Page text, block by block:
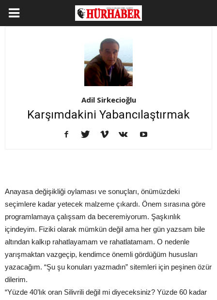
Adil Sirkecioğlu
Karşımdakini Yabancılaştırmak
Anayasa değişikliği oylaması ve sonuçları, önümüzdeki
seçimlere kadar yetecek malzeme çıkardı. Önem sırasına göre
programlamaya çalışsam da beceremiyorum. Şaşkınlık
içindeyim. Fiziki olarak mümkün değil ama her gün yazsam bile
altından kalkıp rahatlayamam ve rahatlatamam. O nedenle
yarışmaktan vazgeçip, kendimce önemli gördüğüm hususları
yazacağım. “Şu şu konuları yazmadın” sitemleri için peşinen özür
dilerim.
“Yüzde 40’lık oran Silivrili değil mi diyeceksiniz? Yüzde 60 kadar